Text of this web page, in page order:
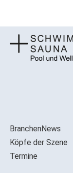
BranchenNews
Köpfe der Szene
Termine